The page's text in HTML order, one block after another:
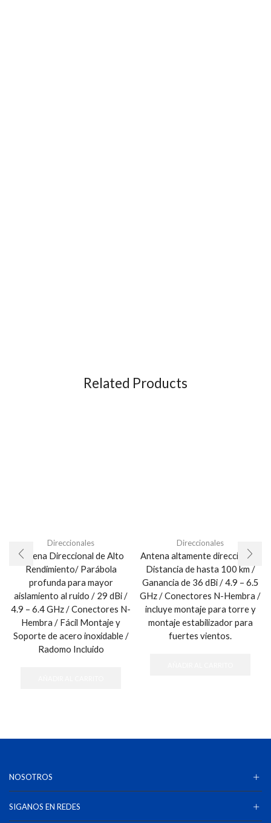
Related Products
Direccionales
Antena Direccional de Alto
Rendimiento/ Parábola
profunda para mayor
aislamiento al ruido / 29 dBi /
4.9 – 6.4 GHz / Conectores N-
Hembra / Fácil Montaje y
Soporte de acero inoxidable /
Radomo Incluido
Direccionales
Antena altamente direccional /
Distancia de hasta 100 km /
Ganancia de 36 dBi / 4.9 – 6.5
GHz / Conectores N-Hembra /
incluye montaje para torre y
montaje estabilizador para
fuertes vientos.
NOSOTROS
SIGANOS EN REDES